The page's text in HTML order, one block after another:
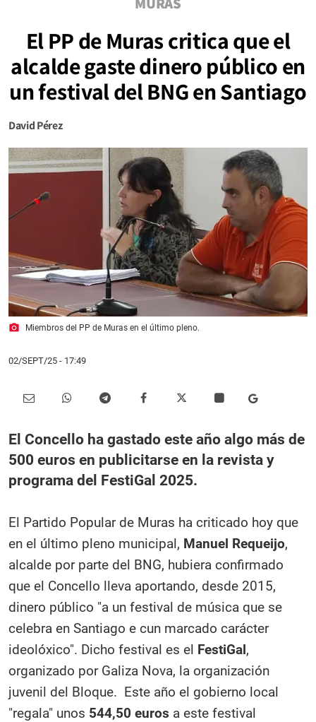
El PP de Muras critica que el
alcalde gaste dinero público en
un festival del BNG en Santiago
David Pérez
photo_camera Miembros del PP de Muras en el último pleno.
02/SEPT/25 - 17:49
El Concello ha gastado este año algo más de
500 euros en publicitarse en la revista y
programa del FestiGal 2025.
El Partido Popular de Muras ha criticado hoy que
en el último pleno municipal, Manuel Requeijo,
alcalde por parte del BNG, hubiera confirmado
que el Concello lleva aportando, desde 2015,
dinero público "a un festival de música que se
celebra en Santiago e cun marcado carácter
ideolóxico". Dicho festival es el FestiGal,
organizado por Galiza Nova, la organización
juvenil del Bloque. Este año el gobierno local
"regala" unos 544,50 euros a este festival